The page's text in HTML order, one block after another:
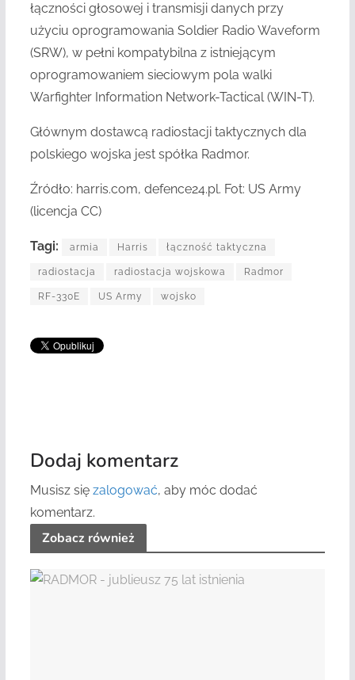
łączności głosowej i transmisji danych przy
użyciu oprogramowania Soldier Radio Waveform
(SRW), w pełni kompatybilna z istniejącym
oprogramowaniem sieciowym pola walki
Warfighter Information Network-Tactical (WIN-T).
Głównym dostawcą radiostacji taktycznych dla
polskiego wojska jest spółka Radmor.
Źródło: harris.com, defence24.pl. Fot: US Army
(licencja CC)
Tagi: armia Harris łączność taktyczna
radiostacja radiostacja wojskowa Radmor
RF-330E US Army wojsko
Dodaj komentarz
Musisz się zalogować, aby móc dodać
komentarz.
Zobacz również